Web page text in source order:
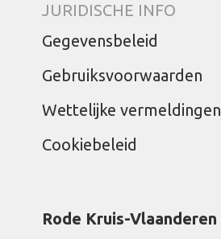
JURIDISCHE INFO
Gegevensbeleid
Gebruiksvoorwaarden
Wettelijke vermeldingen
Cookiebeleid
Rode Kruis-Vlaanderen